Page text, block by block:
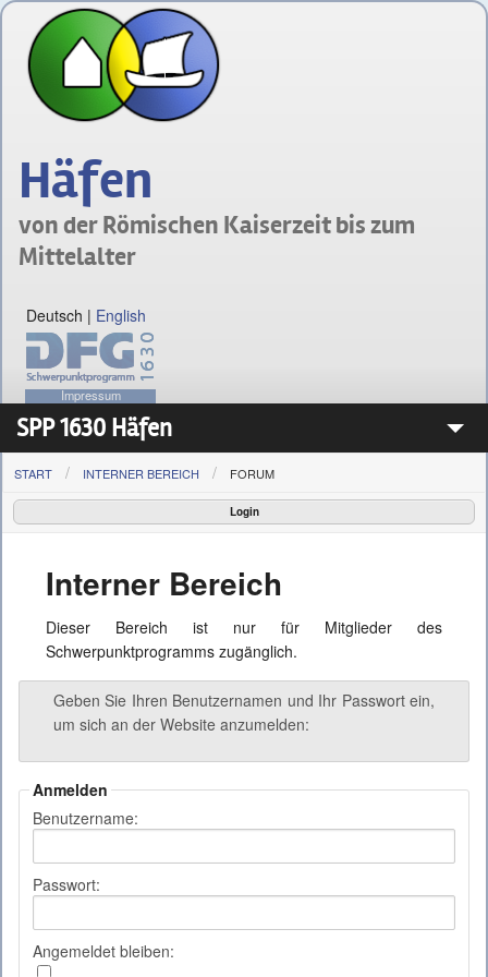
Häfen
von der Römischen Kaiserzeit bis zum
Mittelalter
Deutsch | English
Impressum
SPP 1630 Häfen
Das Schwerpunktprogramm 1630
Die Projekte
Aktuelles
Konferenz
Interner Bereich
START INTERNER BEREICH FORUM
Login
Interner Bereich
Dieser Bereich ist nur für Mitglieder des
Schwerpunktprogramms zugänglich.
Geben Sie Ihren Benutzernamen und Ihr Passwort ein,
um sich an der Website anzumelden:
Anmelden
Benutzername:
Passwort:
Angemeldet bleiben: